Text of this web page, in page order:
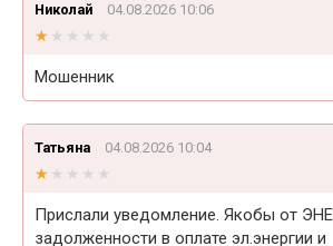
Николай 04.08.2026 10:06
★★★★★
★★★★★
Мошенник
Татьяна 04.08.2026 10:04
★★★★★
★★★★★
Прислали уведомление. Якобы от
задолженности в оплате эл.энергии и